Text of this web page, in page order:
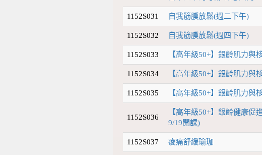
1152S031 自我筋膜放鬆(週二下午)
1152S032 自我筋膜放鬆(週四下午)
1152S033 【高年級50+】銀齡肌力與
1152S034 【高年級50+】銀齡肌力與
1152S035 【高年級50+】銀齡肌力與
1152S036
【高年級50+】銀齡健康促
9/19開課)
1152S037 痠痛舒緩瑜珈